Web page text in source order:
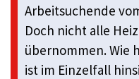
Arbeitsuchende
Doch nicht alle
übernommen. Wie
ist im Einzelfall